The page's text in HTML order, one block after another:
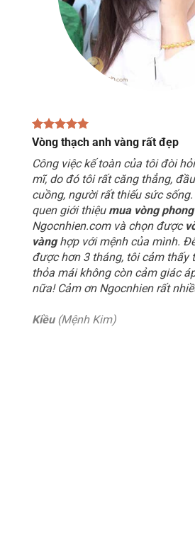
Vòng thạch anh vàng rất đẹp
Công việc kế toàn của tôi đòi
mĩ, do đó tôi rất căng thẳng,
cuồng, người rất thiếu sức
quen giới thiệu mua vòng
Ngocnhien.com và chọn được
vànghợp với mệnh của mình.
được hơn 3 tháng, tôi cảm thấy
thỏa mái không còn cảm giác
nữa! Cảm ơn Ngocnhien rất
Kiều(Mệnh Kim)